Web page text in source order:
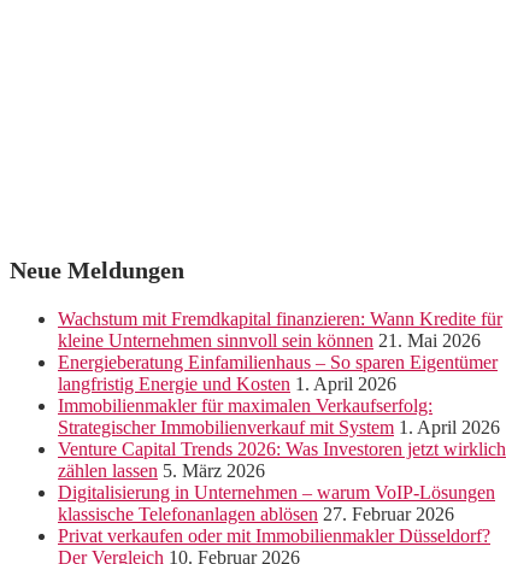
Neue Meldungen
Wachstum mit Fremdkapital finanzieren: Wann Kredite für
kleine Unternehmen sinnvoll sein können 21. Mai 2026
Energieberatung Einfamilienhaus – So sparen Eigentümer
langfristig Energie und Kosten 1. April 2026
Immobilienmakler für maximalen Verkaufserfolg:
Strategischer Immobilienverkauf mit System 1. April 2026
Venture Capital Trends 2026: Was Investoren jetzt wirklich
zählen lassen 5. März 2026
Digitalisierung in Unternehmen – warum VoIP-Lösungen
klassische Telefonanlagen ablösen 27. Februar 2026
Privat verkaufen oder mit Immobilienmakler Düsseldorf?
Der Vergleich 10. Februar 2026